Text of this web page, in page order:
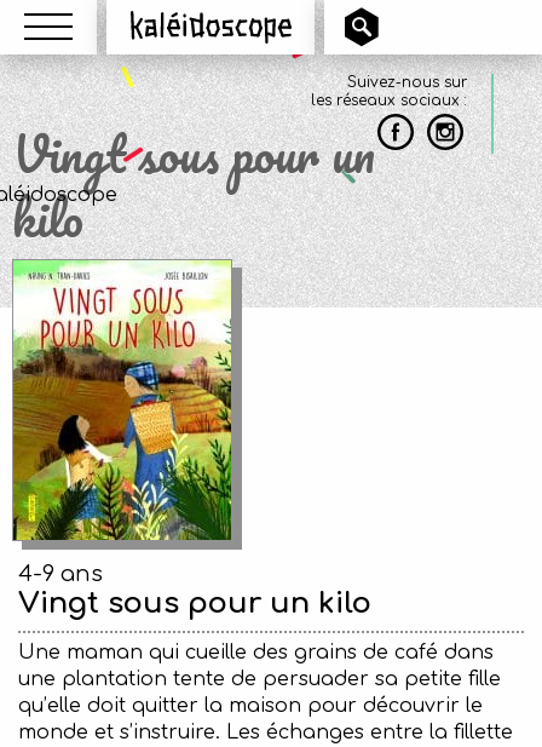
Menu Kaléidoscope
Suivez-nous sur
les réseaux sociaux :
Vingt sous pour un
kilo
4-9 ans
Vingt sous pour un kilo
Une maman qui cueille des grains de café dans
une plantation tente de persuader sa petite fille
qu’elle doit quitter la maison pour découvrir le
monde et s’instruire. Les échanges entre la fillette